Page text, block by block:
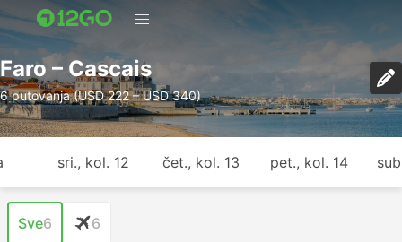
Faro – Cascais
6 putovanja (USD 222 – USD 340)
sri., kol. 12 čet., kol. 13 pet., kol. 14
Sve6 6